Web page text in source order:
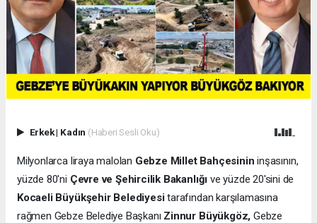
Erkek| Kadın (Haberi Sesli Oku)
Milyonlarca liraya malolan Gebze Millet Bahçesinin inşasının,
yüzde 80'ni Çevre ve Şehircilik Bakanlığı ve yüzde 20'sini de
Kocaeli Büyükşehir Belediyesitarafından karşılamasına
rağmen Gebze Belediye Başkanı Zinnur Büyükgöz, Gebze